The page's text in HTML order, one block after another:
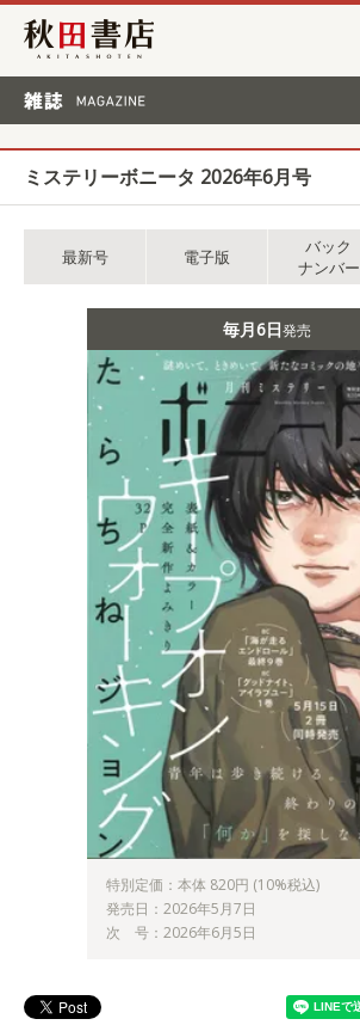
秋田書店
ミステリーボニータ 2026年6月号
最新号 電子版
バック
ナンバー
毎月6日発売
特別定価：本体 820円 (10%税込)
発売日：2026年5月7日
次 号：2026年6月5日